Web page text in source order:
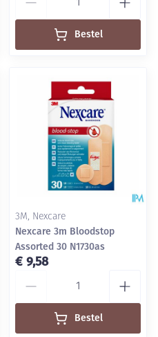
Bestel
3M, Nexcare
Nexcare 3m Bloodstop
Assorted 30 N1730as
€ 9,58
Bestel